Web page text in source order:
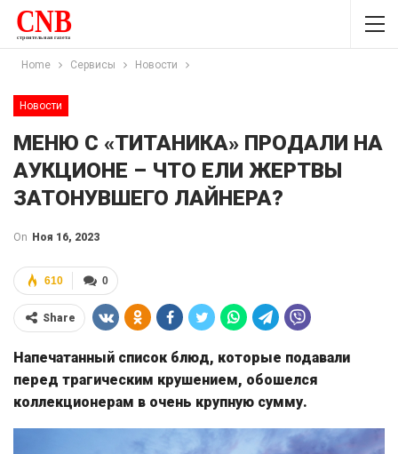
Home Сервисы Новости
Новости
МЕНЮ С «ТИТАНИКА» ПРОДАЛИ НА
АУКЦИОНЕ – ЧТО ЕЛИ ЖЕРТВЫ
ЗАТОНУВШЕГО ЛАЙНЕРА?
On Ноя 16, 2023
0
610
Share
Напечатанный список блюд, которые подавали
перед трагическим крушением, обошелся
коллекционерам в очень крупную сумму.